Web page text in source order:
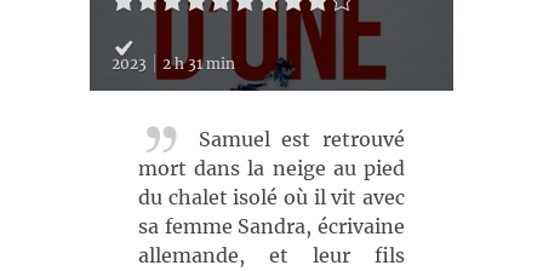
2023 2 h 31 min
Samuel est retrouvé
mort dans la neige au pied
du chalet isolé où il vit avec
sa femme Sandra, écrivaine
allemande, et leur fils